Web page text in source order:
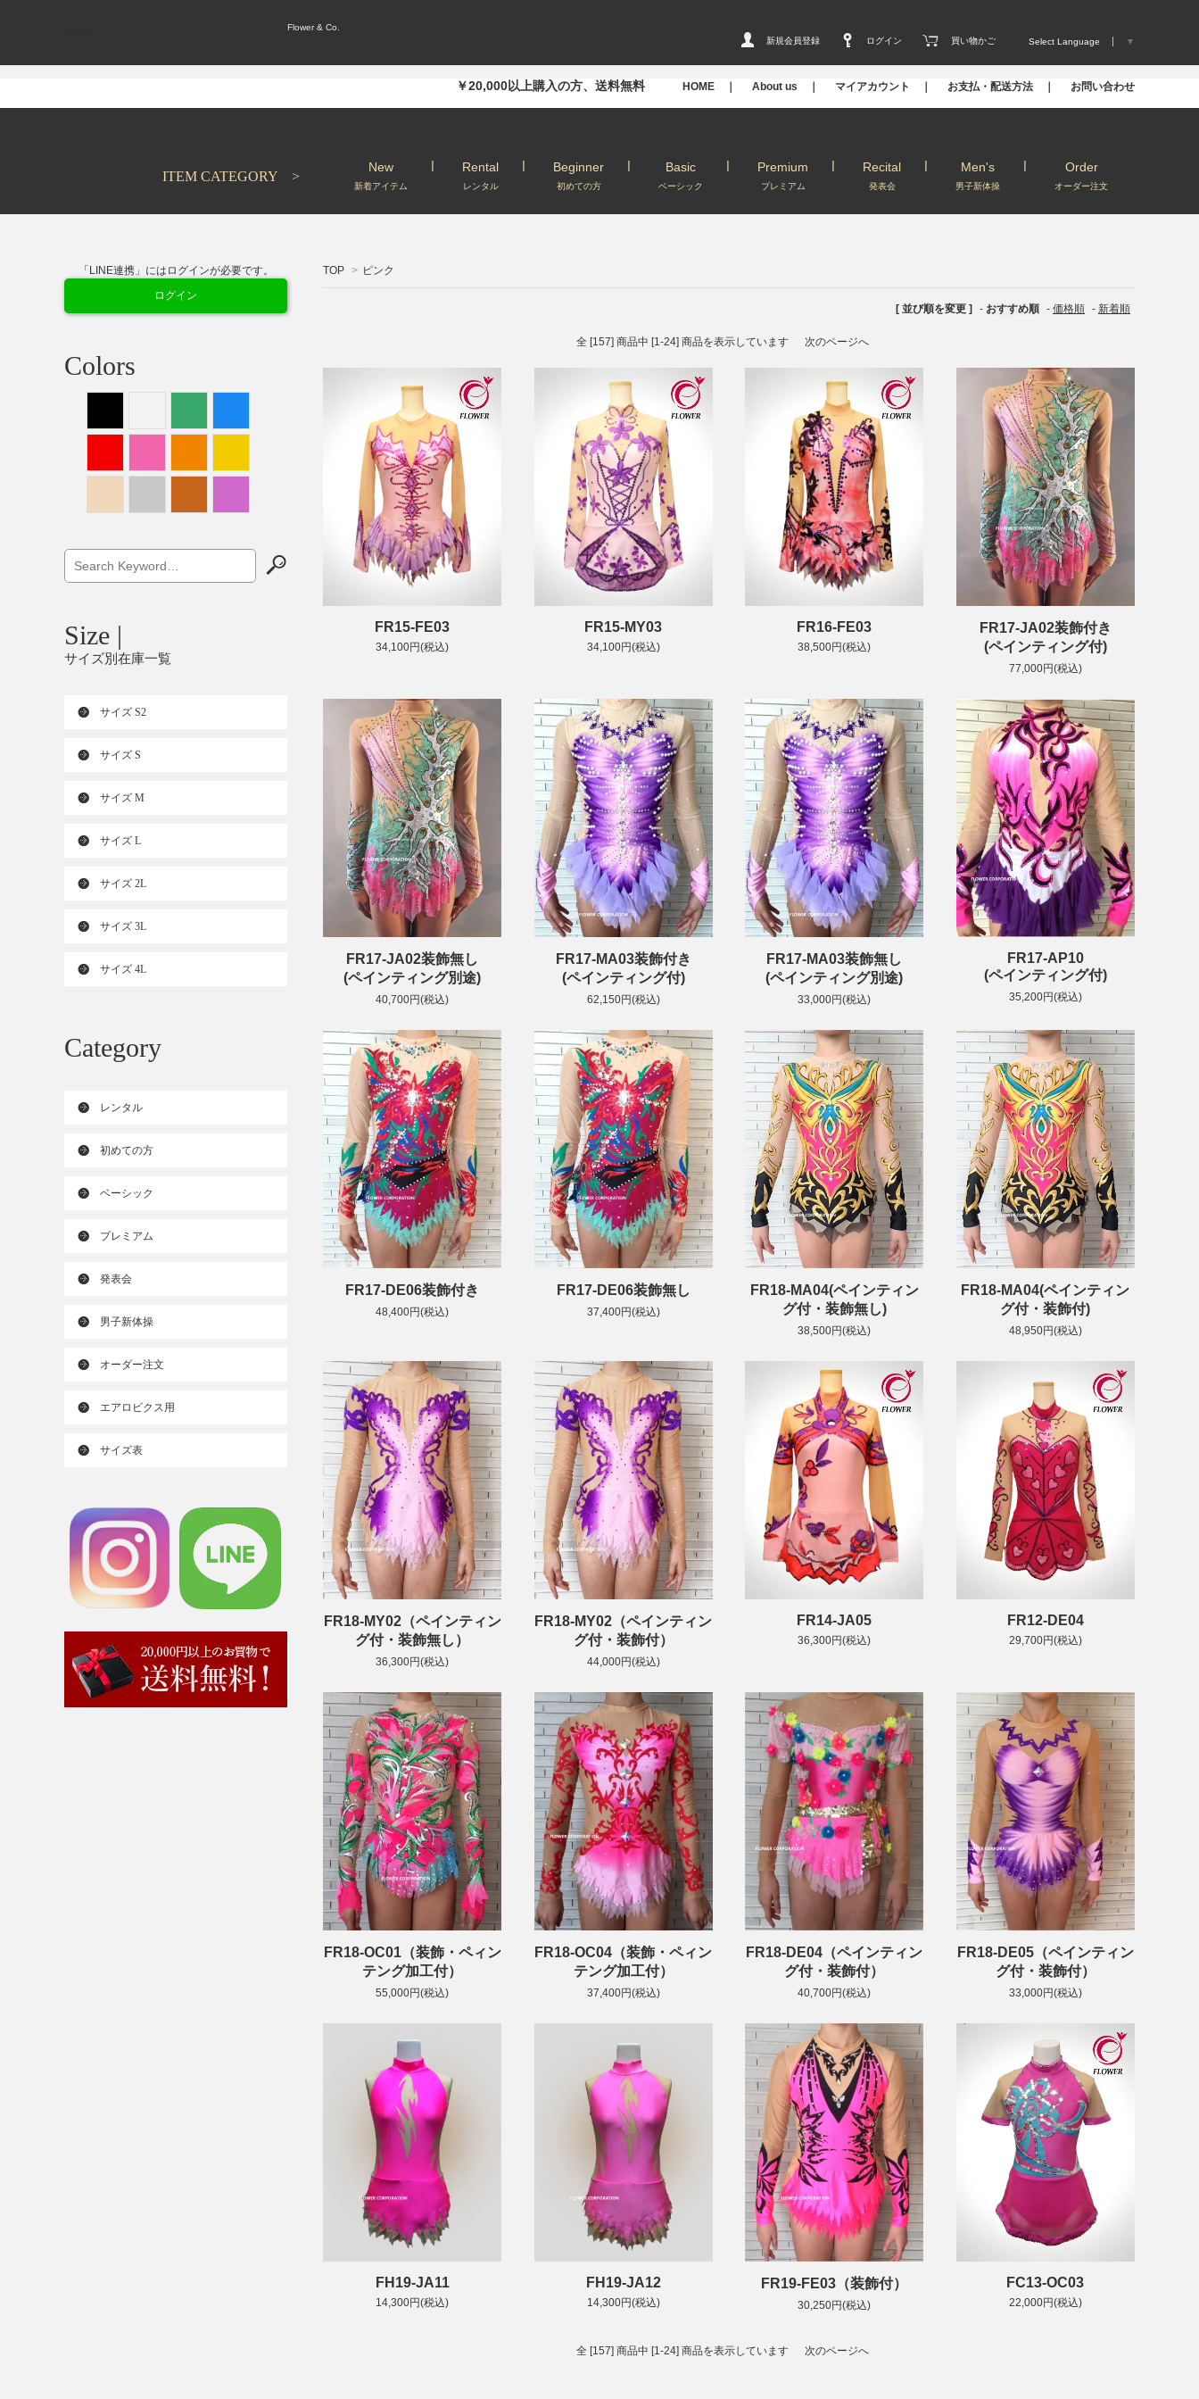
Flower & Co.
新規会員登録
ログイン 買い物かご Select Language ▼
￥20,000以上購入の方、送料無料 HOME ｜ About us ｜ マイアカウント ｜ お支払・配送方法 ｜ お問い合わせ
ITEM CATEGORY >
New
新着アイテム
Rental
レンタル
Beginner
初めての方
Basic
ベーシック
Premium
プレミアム
Recital
発表会
Men's
男子新体操
Order
オーダー注文
TOP > ピンク
[ 並び順を変更 ] - おすすめ順 - 価格順 - 新着順
全 [157] 商品中 [1-24] 商品を表示しています 次のページへ
FR15-FE03
34,100円(税込)
FR15-MY03
34,100円(税込)
FR16-FE03
38,500円(税込)
FR17-JA02装飾付き
(ペインティング付)
77,000円(税込)
FR17-JA02装飾無し
(ペインティング別途)
40,700円(税込)
FR17-MA03装飾付き
(ペインティング付)
62,150円(税込)
FR17-MA03装飾無し
(ペインティング別途)
33,000円(税込)
FR17-AP10
(ペインティング付)
35,200円(税込)
FR17-DE06装飾付き
48,400円(税込)
FR17-DE06装飾無し
37,400円(税込)
FR18-MA04(ペインティン
グ付・装飾無し)
38,500円(税込)
FR18-MA04(ペインティン
グ付・装飾付)
48,950円(税込)
FR18-MY02（ペインティン
グ付・装飾無し）
36,300円(税込)
FR18-MY02（ペインティン
グ付・装飾付）
44,000円(税込)
FR14-JA05
36,300円(税込)
FR12-DE04
29,700円(税込)
FR18-OC01（装飾・ペィン
テング加工付）
55,000円(税込)
FR18-OC04（装飾・ペィン
テング加工付）
37,400円(税込)
FR18-DE04（ペインティン
グ付・装飾付）
40,700円(税込)
FR18-DE05（ペインティン
グ付・装飾付）
33,000円(税込)
FH19-JA11
14,300円(税込)
FH19-JA12
14,300円(税込)
FR19-FE03（装飾付）
30,250円(税込)
FC13-OC03
22,000円(税込)
全 [157] 商品中 [1-24] 商品を表示しています 次のページへ
「LINE連携」にはログインが必要です。
ログイン
Colors
Size |
サイズ別在庫一覧
サイズ S2
サイズ S
サイズ M
サイズ L
サイズ 2L
サイズ 3L
サイズ 4L
Category
レンタル
初めての方
ベーシック
プレミアム
発表会
男子新体操
オーダー注文
エアロビクス用
サイズ表